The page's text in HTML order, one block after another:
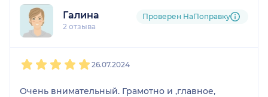
Галина
2 отзыва
Проверен НаПоправку
26.07.2024
Очень внимательный. Грамотно и ,главное,